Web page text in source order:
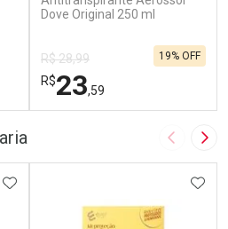
Dove Original 250 ml
R$ 28,99
R$23,59
19% OFF
Imagem
ADICIONAR AOS FAVORITOS